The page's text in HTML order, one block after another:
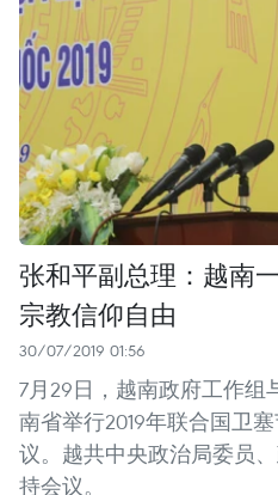
张和平副总理：越南
宗教信仰自由
30/07/2019 01:56
7月29日，越南政府工作组
南省举行2019年联合国卫
议。越共中央政治局委员
持会议。